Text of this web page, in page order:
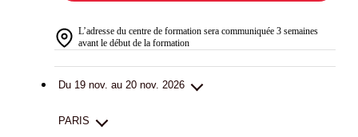
L’adresse du centre de formation sera communiquée 3 semaines
avant le début de la formation
Du 19 nov. au 20 nov. 2026
PARIS